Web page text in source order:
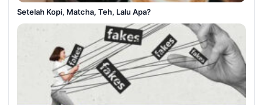
Setelah Kopi, Matcha, Teh, Lalu Apa?